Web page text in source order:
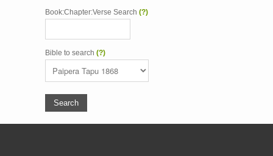
Book:Chapter:Verse Search (?)
Bible to search (?)